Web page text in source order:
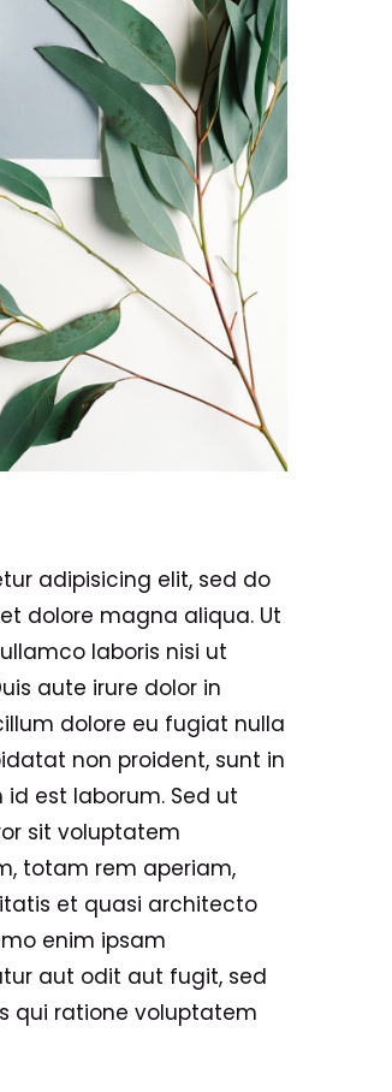
adipisicing elit, sed do
dolore magna aliqua. Ut
laboris nisi ut
aute irure dolor in
dolore eu fugiat nulla
non proident, sunt in
est laborum. Sed ut
sit voluptatem
totam rem aperiam,
et quasi architecto
enim ipsam
aut odit aut fugit, sed
qui ratione voluptatem